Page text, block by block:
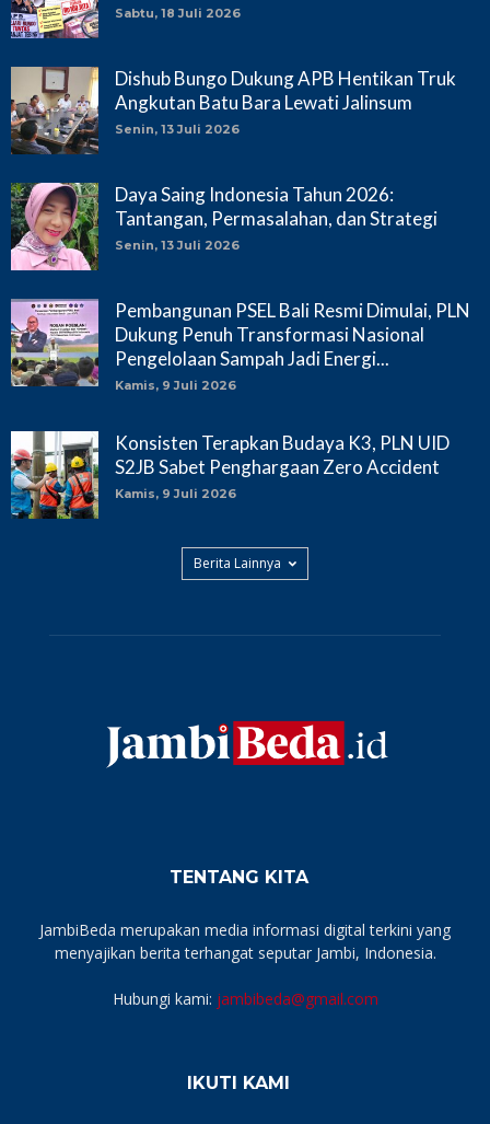
Sabtu, 18 Juli 2026
Dishub Bungo Dukung APB Hentikan Truk
Angkutan Batu Bara Lewati Jalinsum
Senin, 13 Juli 2026
Daya Saing Indonesia Tahun 2026:
Tantangan, Permasalahan, dan Strategi
Senin, 13 Juli 2026
Pembangunan PSEL Bali Resmi Dimulai, PLN
Dukung Penuh Transformasi Nasional
Pengelolaan Sampah Jadi Energi...
Kamis, 9 Juli 2026
Konsisten Terapkan Budaya K3, PLN UID
S2JB Sabet Penghargaan Zero Accident
Kamis, 9 Juli 2026
Berita Lainnya
TENTANG KITA
JambiBeda merupakan media informasi digital terkini yang
menyajikan berita terhangat seputar Jambi, Indonesia.
Hubungi kami: jambibeda@gmail.com
IKUTI KAMI